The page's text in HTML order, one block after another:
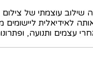
שילוב עוצמתי של
לאידיאלית ליישומים